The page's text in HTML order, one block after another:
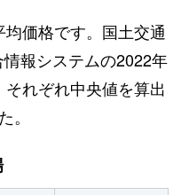
価格です。国土交通
報システムの2022年
れぞれ中央値を算出
。